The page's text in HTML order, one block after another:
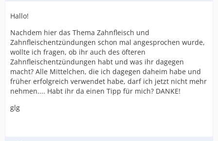
Hallo!
Nachdem hier das Thema Zahnfleisch und
Zahnfleischentzündungen schon mal angesprochen wurde,
wollte ich fragen, ob ihr auch des öfteren
Zahnfleischentzündungen habt und was ihr dagegen
macht? Alle Mittelchen, die ich dagegen daheim habe und
früher erfolgreich verwendet habe, darf ich jetzt nicht mehr
nehmen.... Habt ihr da einen Tipp für mich? DANKE!
glg